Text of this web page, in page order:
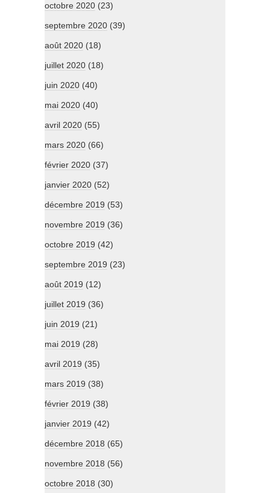
octobre 2020 (23)
septembre 2020 (39)
août 2020 (18)
juillet 2020 (18)
juin 2020 (40)
mai 2020 (40)
avril 2020 (55)
mars 2020 (66)
février 2020 (37)
janvier 2020 (52)
décembre 2019 (53)
novembre 2019 (36)
octobre 2019 (42)
septembre 2019 (23)
août 2019 (12)
juillet 2019 (36)
juin 2019 (21)
mai 2019 (28)
avril 2019 (35)
mars 2019 (38)
février 2019 (38)
janvier 2019 (42)
décembre 2018 (65)
novembre 2018 (56)
octobre 2018 (30)